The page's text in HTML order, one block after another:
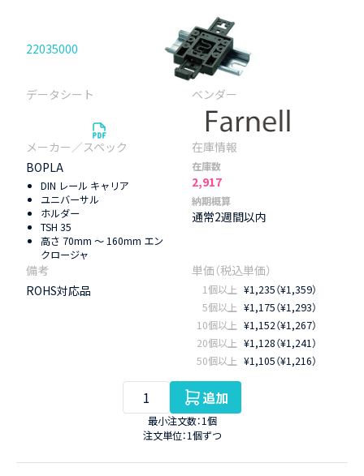
22035000
BOPLA
DIN レール キャリア
ユニバーサル
ホルダー
TSH 35
高さ 70mm ～ 160mm エン
クロージャ
在庫数
2,917
納期概算
通常2週間以内
ROHS対応品 1個以上 ¥1,235（¥1,359）
5個以上 ¥1,175（¥1,293）
10個以上 ¥1,152（¥1,267）
20個以上 ¥1,128（¥1,241）
50個以上 ¥1,105（¥1,216）
追加
最小注文数：1個
注文単位：1個ずつ